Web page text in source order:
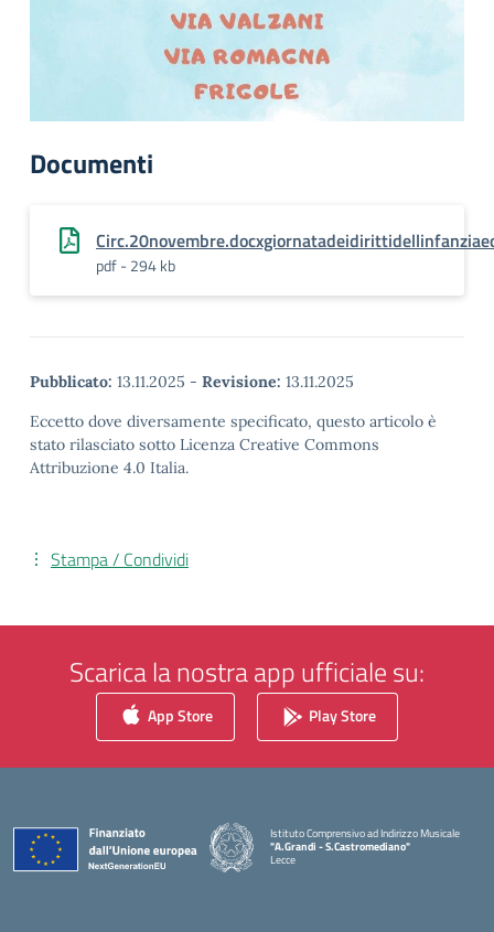
Documenti
pdf - 294 kb
Pubblicato: 13.11.2025 - Revisione: 13.11.2025
Eccetto dove diversamente specificato, questo articolo è
stato rilasciato sotto Licenza Creative Commons
Attribuzione 4.0 Italia.
Stampa / Condividi
Scarica la nostra app ufficiale su:
App Store Play Store
Istituto Comprensivo ad Indirizzo Musicale
"A.Grandi - S.Castromediano"
Lecce